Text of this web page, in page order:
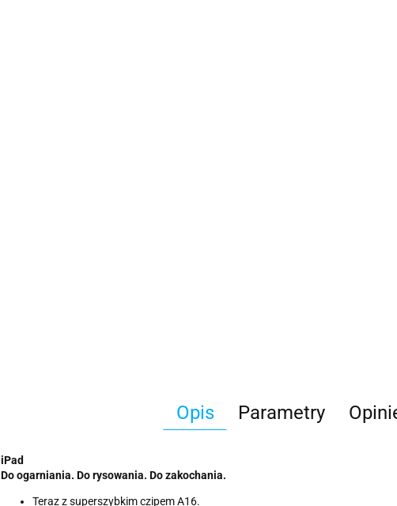
Opis Parametry
iPad
Do ogarniania. Do rysowania. Do zakochania.
Teraz z superszybkim czipem A16.